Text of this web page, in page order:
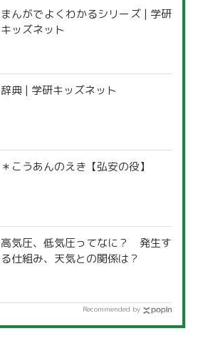
まんがでよくわかるシリーズ | 学研
キッズネット
辞典 | 学研キッズネット
＊こうあんのえき【弘安の役】
高気圧、低気圧ってなに？ 発生す
る仕組み、天気との関係は？
Recommended by